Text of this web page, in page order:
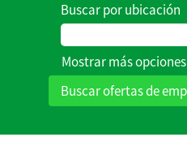
Buscar por ubicación
Mostrar más opciones